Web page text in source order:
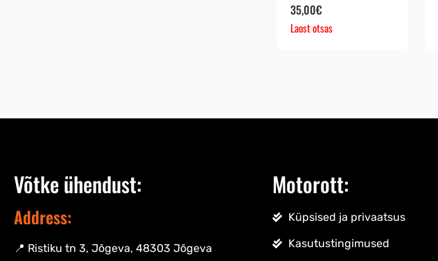
35,00€
Laost otsas
Võtke ühendust:
Address:
📍 Ristiku tn 3, Jõgeva, 48303 Jõgeva
Motorott:
Küpsised ja privaatsus
Kasutustingimused